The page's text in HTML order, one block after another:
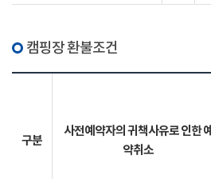
캠핑장 환불조건
구분
사전예약자의 귀책사유로 인한 예
약취소